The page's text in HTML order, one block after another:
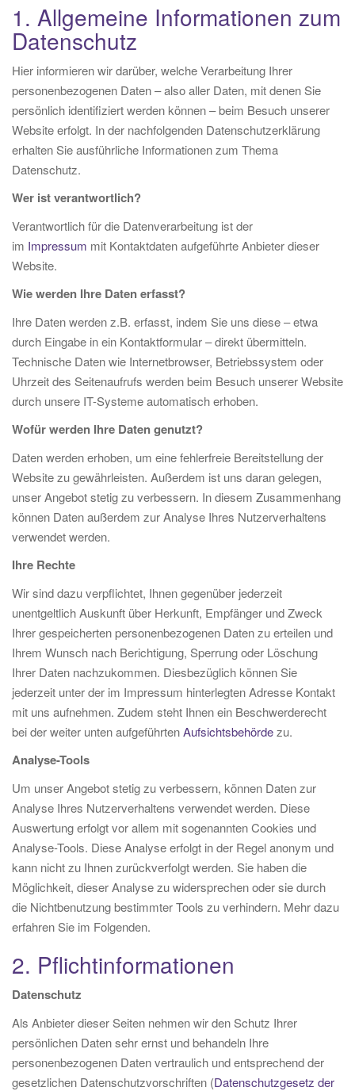
n
1. Allgemeine Informationen zum
Datenschutz
Hier informieren wir darüber, welche Verarbeitung Ihrer
personenbezogenen Daten – also aller Daten, mit denen Sie
persönlich identifiziert werden können – beim Besuch unserer
Website erfolgt. In der nachfolgenden Datenschutzerklärung
erhalten Sie ausführliche Informationen zum Thema
Datenschutz.
Wer ist verantwortlich?
Verantwortlich für die Datenverarbeitung ist der
im Impressum mit Kontaktdaten aufgeführte Anbieter dieser
Website.
Wie werden Ihre Daten erfasst?
Ihre Daten werden z.B. erfasst, indem Sie uns diese – etwa
durch Eingabe in ein Kontaktformular – direkt übermitteln.
Technische Daten wie Internetbrowser, Betriebssystem oder
Uhrzeit des Seitenaufrufs werden beim Besuch unserer Website
durch unsere IT-Systeme automatisch erhoben.
Wofür werden Ihre Daten genutzt?
Daten werden erhoben, um eine fehlerfreie Bereitstellung der
Website zu gewährleisten. Außerdem ist uns daran gelegen,
unser Angebot stetig zu verbessern. In diesem Zusammenhang
können Daten außerdem zur Analyse Ihres Nutzerverhaltens
verwendet werden.
Ihre Rechte
Wir sind dazu verpflichtet, Ihnen gegenüber jederzeit
unentgeltlich Auskunft über Herkunft, Empfänger und Zweck
Ihrer gespeicherten personenbezogenen Daten zu erteilen und
Ihrem Wunsch nach Berichtigung, Sperrung oder Löschung
Ihrer Daten nachzukommen. Diesbezüglich können Sie
jederzeit unter der im Impressum hinterlegten Adresse Kontakt
mit uns aufnehmen. Zudem steht Ihnen ein Beschwerderecht
bei der weiter unten aufgeführtenAufsichtsbehördezu.
Analyse-Tools
Um unser Angebot stetig zu verbessern, können Daten zur
Analyse Ihres Nutzerverhaltens verwendet werden. Diese
Auswertung erfolgt vor allem mit sogenannten Cookies und
Analyse-Tools. Diese Analyse erfolgt in der Regel anonym und
kann nicht zu Ihnen zurückverfolgt werden. Sie haben die
Möglichkeit, dieser Analyse zu widersprechen oder sie durch
die Nichtbenutzung bestimmter Tools zu verhindern. Mehr dazu
erfahren Sie im Folgenden.
2. Pflichtinformationen
Datenschutz
Als Anbieter dieser Seiten nehmen wir den Schutz Ihrer
persönlichen Daten sehr ernst und behandeln Ihre
personenbezogenen Daten vertraulich und entsprechend der
gesetzlichen Datenschutzvorschriften (Datenschutzgesetz der